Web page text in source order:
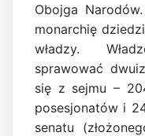
Obojga
monarchię
władzy.
sprawować
się z sejmu –
posesjonatów i
senatu